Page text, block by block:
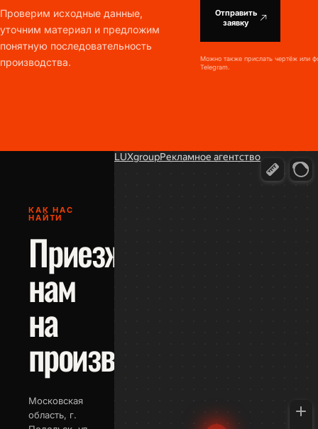
Проверим исходные данные,
уточним материал и предложим
понятную последовательность
производства.
Отправить
заявку
Можно также прислать чертёж или
Telegram.
КАК НАС
НАЙТИ
Приезжайте к
нам
на
производство
Московская
область, г.